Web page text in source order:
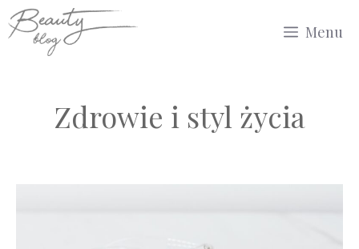
Przejdź
do
Menu
Zdrowie i styl życia